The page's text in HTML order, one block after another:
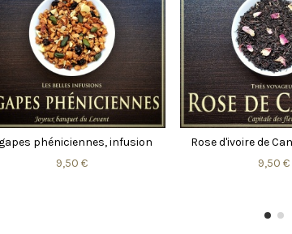
Chamane, infusion
9,50 €
Carioca, rooibos
9,50 €